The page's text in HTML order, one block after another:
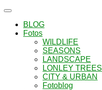
Navigation
umschalten
BLOG
Fotos
WILDLIFE
SEASONS
LANDSCAPE
LONLEY TREES
CITY & URBAN
Fotoblog